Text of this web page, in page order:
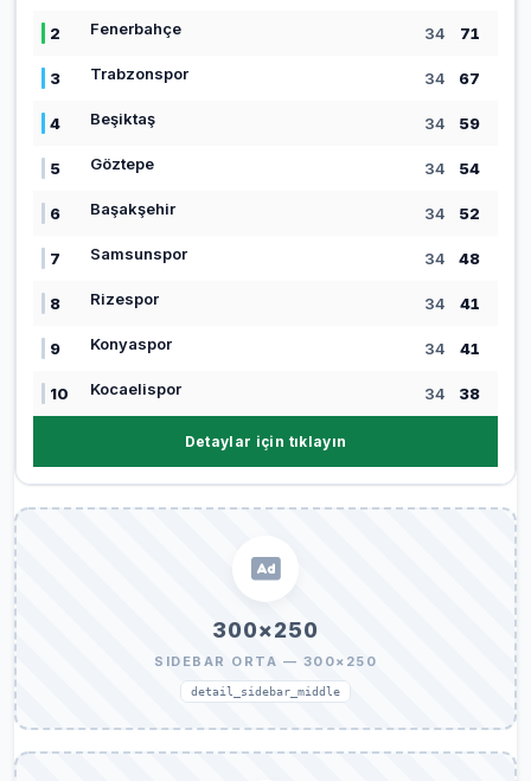
2 Fenerbahçe 34 71
3 Trabzonspor 34 67
4 Beşiktaş 34 59
5 Göztepe 34 54
6 Başakşehir 34 52
7 Samsunspor 34 48
8 Rizespor 34 41
9 Konyaspor 34 41
10 Kocaelispor 34 38
Detaylar için tıklayın
300×250
SIDEBAR ORTA — 300×250
detail_sidebar_middle